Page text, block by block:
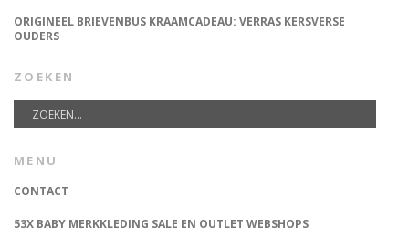
ORIGINEEL BRIEVENBUS KRAAMCADEAU: VERRAS KERSVERSE
OUDERS
ZOEKEN
MENU
CONTACT
53X BABY MERKKLEDING SALE EN OUTLET WEBSHOPS